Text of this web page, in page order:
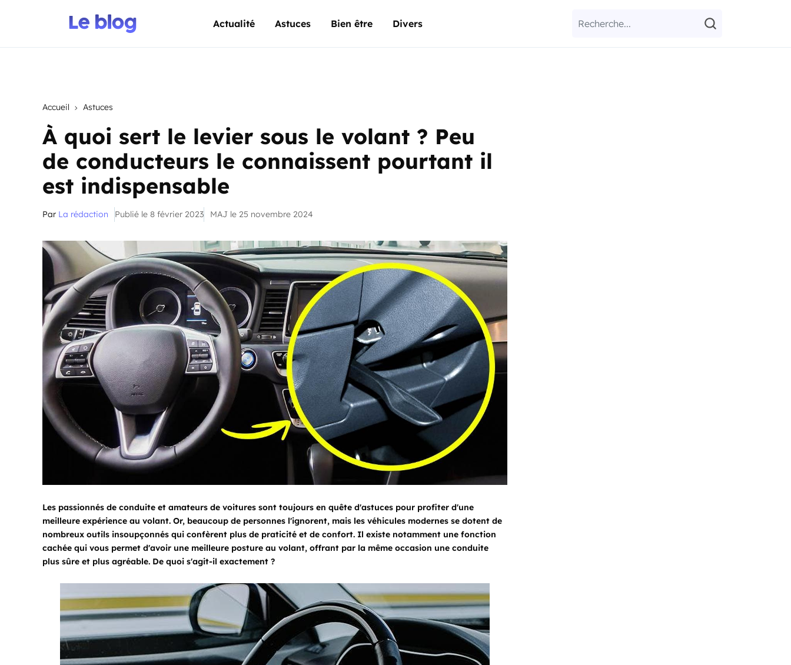
Actualité Astuces Bien être Divers
Accueil Astuces
À quoi sert le levier sous le volant ? Peu
de conducteurs le connaissent pourtant il
est indispensable
Par La rédaction Publié le 8 février 2023 MAJ le 25 novembre 2024
Les passionnés de conduite et amateurs de voitures sont toujours en quête d'astuces pour profiter d'une
meilleure expérience au volant. Or, beaucoup de personnes l'ignorent, mais les véhicules modernes se dotent de
nombreux outils insoupçonnés qui confèrent plus de praticité et de confort. Il existe notamment une fonction
cachée qui vous permet d'avoir une meilleure posture au volant, offrant par la même occasion une conduite
plus sûre et plus agréable. De quoi s'agit-il exactement ?